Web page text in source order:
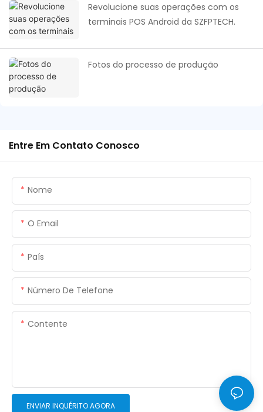
Revolucione suas operações com os
terminais POS Android da SZFPTECH.
Fotos do processo de produção
Entre Em Contato Conosco
Nome
O Email
País
Número De Telefone
Contente
ENVIAR INQUÉRITO AGORA